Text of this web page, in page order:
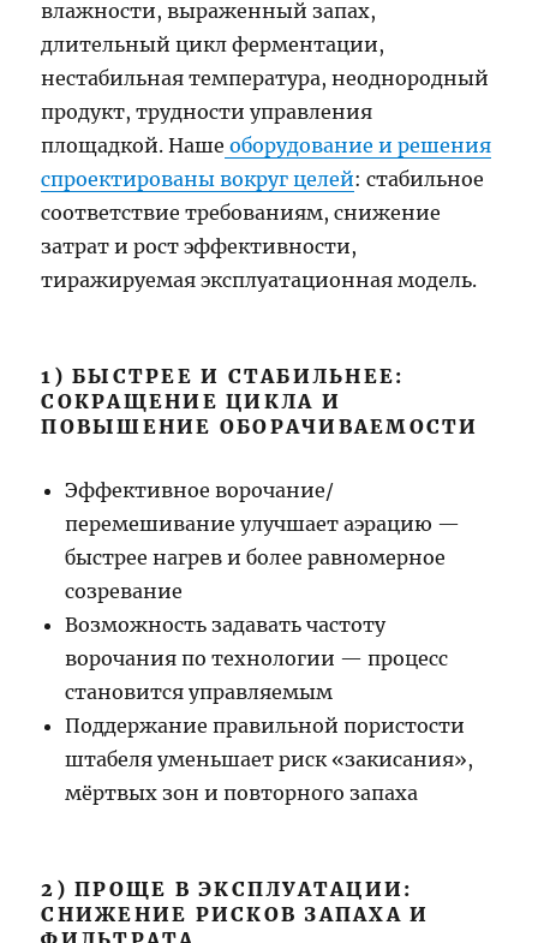
влажности, выраженный запах,
длительный цикл ферментации,
нестабильная температура, неоднородный
продукт, трудности управления
площадкой. Наше оборудование и решения
спроектированы вокруг целей: стабильное
соответствие требованиям, снижение
затрат и рост эффективности,
тиражируемая эксплуатационная модель.
1) БЫСТРЕЕ И СТАБИЛЬНЕЕ:
СОКРАЩЕНИЕ ЦИКЛА И
ПОВЫШЕНИЕ ОБОРАЧИВАЕМОСТИ
Эффективное ворочание/
перемешивание улучшает аэрацию —
быстрее нагрев и более равномерное
созревание
Возможность задавать частоту
ворочания по технологии — процесс
становится управляемым
Поддержание правильной пористости
штабеля уменьшает риск «закисания»,
мёртвых зон и повторного запаха
2) ПРОЩЕ В ЭКСПЛУАТАЦИИ:
СНИЖЕНИЕ РИСКОВ ЗАПАХА И